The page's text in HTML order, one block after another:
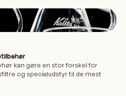
kan gøre en stor forskel for
og specialudstyr til de mest